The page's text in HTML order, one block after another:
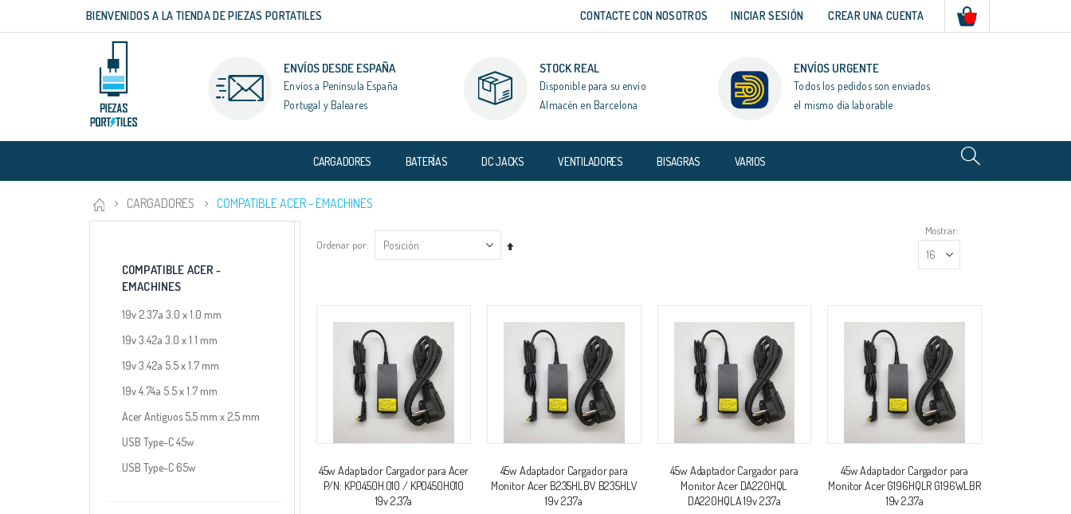
contenido
BIENVENIDOS A LA TIENDA DE PIEZAS PORTATILES CONTACTE CON NOSOTROS INICIAR SESIÓN CREAR UNA CUENTA
ENVÍOS DESDE ESPAÑA
Envíos a Península España
Portugal y Baleares
STOCK REAL
Disponible para su envío
Almacén en Barcelona
ENVÍOS URGENTE
Todos los pedidos son enviados
el mismo día laborable
CARGADORES BATERÍAS DC JACKS VENTILADORES BISAGRAS VARIOS
CARGADORES COMPATIBLE ACER - EMACHINES
Ordenar por
Fijar
Mostrar
45w Adaptador Cargador para Acer
P/N: KP.0450H.010 / KP0450H010
19v 2,37a
45w Adaptador Cargador para
Monitor Acer B235HLBV B235HLV
19v 2,37a
45w Adaptador Cargador para
Monitor Acer DA220HQL
DA220HQLA 19v 2,37a
45w Adaptador Cargador para
Monitor Acer G196HQLR G196WLBR
19v 2,37a
COMPATIBLE ACER -
EMACHINES
19v 2.37a 3.0 x 1.0 mm
19v 3.42a 3.0 x 1.1 mm
19v 3.42a 5.5 x 1.7 mm
19v 4.74a 5.5 x 1.7 mm
Acer Antiguos 5,5 mm x 2,5 mm
USB Type-C 45w
USB Type-C 65w